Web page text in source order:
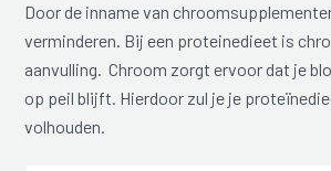
Door de inname van
verminderen. Bij een proteinedieet is
aanvulling. Chroom zorgt ervoor dat je
op peil blijft. Hierdoor zul je je
volhouden.